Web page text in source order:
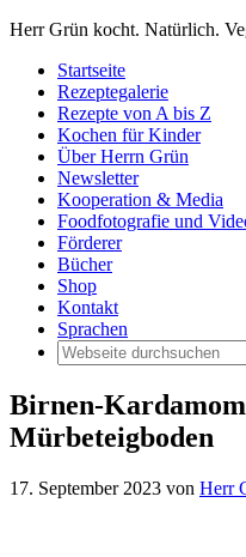
Herr Grün kocht. Natürlich.
Startseite
Rezeptegalerie
Rezepte von A bis Z
Kochen für Kinder
Über Herrn Grün
Newsletter
Kooperation & Media
Foodfotografie und
Förderer
Bücher
Shop
Kontakt
Sprachen
Birnen-
Mürbeteigboden
17. September 2023 von Herr